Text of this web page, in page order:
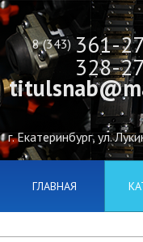
8 (343) 361-
г. Екатеринбург, ул.
328-
ГЛАВНАЯ